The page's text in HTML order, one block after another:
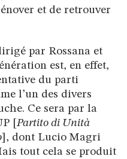
et de retrouver
par Rossana et
est, en effet,
du parti
l’un des divers
Ce sera par la
[ Partito di Unità
], dont Lucio Magri
tout cela se produit